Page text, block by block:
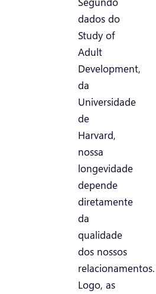
dados do
Study of
Adult
Development,
da
Universidade
de
Harvard,
nossa
longevidade
depende
diretamente
da
qualidade
dos nossos
relacionamentos.
Logo, as